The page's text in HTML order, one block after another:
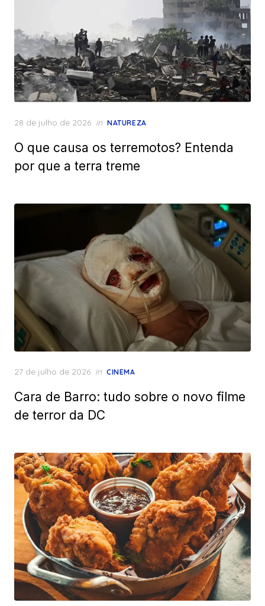
Posted
28 de julho de 2026 in NATUREZA
O que causa os terremotos? Entenda
por que a terra treme
Posted
27 de julho de 2026 in CINEMA
Cara de Barro: tudo sobre o novo filme
de terror da DC